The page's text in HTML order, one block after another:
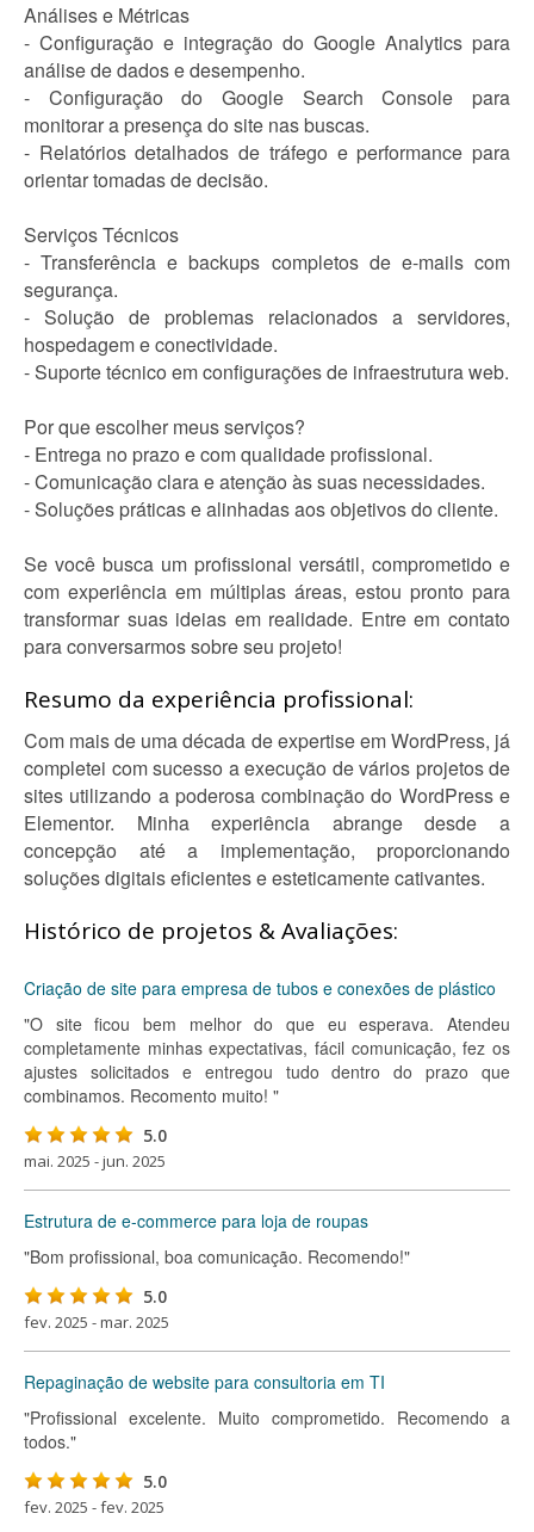
Análises e Métricas
- Configuração e integração do Google Analytics para
análise de dados e desempenho.
- Configuração do Google Search Console para
monitorar a presença do site nas buscas.
- Relatórios detalhados de tráfego e performance para
orientar tomadas de decisão.
Serviços Técnicos
- Transferência e backups completos de e-mails com
segurança.
- Solução de problemas relacionados a servidores,
hospedagem e conectividade.
- Suporte técnico em configurações de infraestrutura web.
Por que escolher meus serviços?
- Entrega no prazo e com qualidade profissional.
- Comunicação clara e atenção às suas necessidades.
- Soluções práticas e alinhadas aos objetivos do cliente.
Se você busca um profissional versátil, comprometido e
com experiência em múltiplas áreas, estou pronto para
transformar suas ideias em realidade. Entre em contato
para conversarmos sobre seu projeto!
Resumo da experiência profissional:
Com mais de uma década de expertise em WordPress, já
completei com sucesso a execução de vários projetos de
sites utilizando a poderosa combinação do WordPress e
Elementor. Minha experiência abrange desde a
concepção até a implementação, proporcionando
soluções digitais eficientes e esteticamente cativantes.
Histórico de projetos & Avaliações:
Criação de site para empresa de tubos e conexões de plástico
"O site ficou bem melhor do que eu esperava. Atendeu
completamente minhas expectativas, fácil comunicação, fez os
ajustes solicitados e entregou tudo dentro do prazo que
combinamos. Recomento muito! "
5.0
mai. 2025 - jun. 2025
Estrutura de e-commerce para loja de roupas
"Bom profissional, boa comunicação. Recomendo!"
5.0
fev. 2025 - mar. 2025
Repaginação de website para consultoria em TI
"Profissional excelente. Muito comprometido. Recomendo a
todos."
5.0
fev. 2025 - fev. 2025